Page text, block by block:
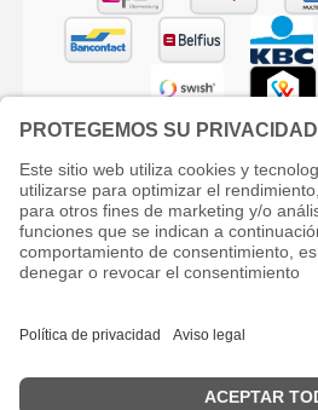
Aufgrund von Wartungsarbeiten
Due to maintenance work, there may
© Phoenix Drogerie e.K. - All rights